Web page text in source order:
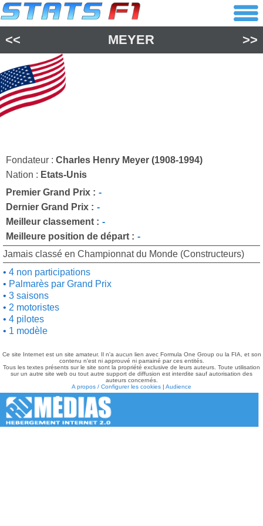
<< MEYER >>
Fondateur : Charles Henry Meyer (1908-1994)
Nation : Etats-Unis
Premier Grand Prix : -
Dernier Grand Prix : -
Meilleur classement : -
Meilleure position de départ : -
Jamais classé en Championnat du Monde (Constructeurs)
4 non participations
Palmarès par Grand Prix
3 saisons
2 motoristes
4 pilotes
1 modèle
Ce site Internet est un site amateur. Il n'a aucun lien avec Formula One Group ou la FIA, et son
contenu n'est ni approuvé ni parrainé par ces entités.
Tous les textes présents sur le site sont la propriété exclusive de leurs auteurs. Toute utilisation
sur un autre site web ou tout autre support de diffusion est interdite sauf autorisation des
auteurs concernés.
A propos / Configurer les cookies | Audience